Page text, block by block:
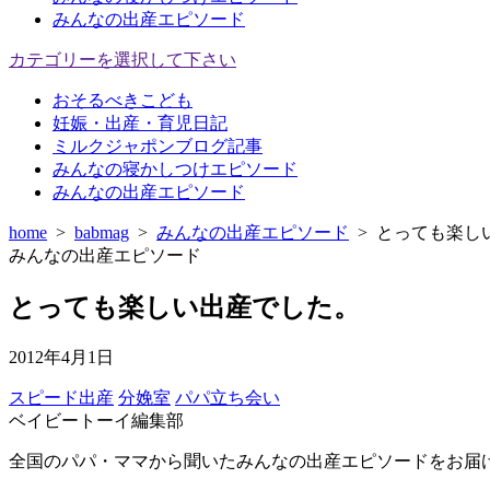
みんなの出産エピソード
カテゴリーを選択して下さい
おそるべきこども
妊娠・出産・育児日記
ミルクジャポンブログ記事
みんなの寝かしつけエピソード
みんなの出産エピソード
home > babmag > みんなの出産エピソード > とっても楽し
みんなの出産エピソード
とっても楽しい出産でした。
2012年4月1日
スピード出産 分娩室 パパ立ち会い
ベイビートーイ編集部
全国のパパ・ママから聞いたみんなの出産エピソードをお届